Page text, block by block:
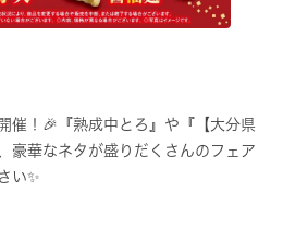
催！🎉『熟成中とろ』や『【大分県
豪華なネタが盛りだくさんのフェア
い✨